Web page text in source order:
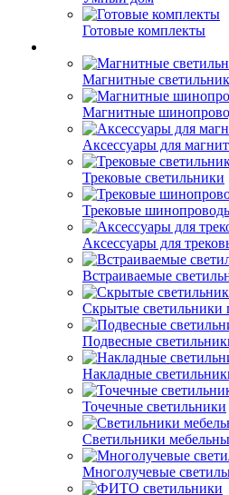
Готовые комплекты
Магнитные
Магнитные
Аксессуары для
Трековые светильники
Трековые
Аксессуары для
Встраиваемые
Скрытые светильники
Подвесные
Накладные
Точечные светильники
Светильники
Многолучевые